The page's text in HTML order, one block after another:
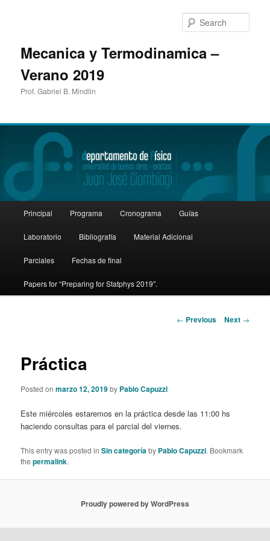
Mecanica y Termodinamica –
Verano 2019
Prof. Gabriel B. Mindlin
Skip
to
primary
content
Principal Programa Cronograma Guías
Laboratorio Bibliografía Material Adicional
Parciales Fechas de final
Papers for “Preparing for Statphys 2019″.
Post
← Previous Next →
Práctica
Posted onmarzo 12, 2019by Pablo Capuzzi
Este miércoles estaremos en la práctica desde las 11:00 hs
haciendo consultas para el parcial del viernes.
This entry was posted inSin categoríaby Pablo Capuzzi. Bookmark
thepermalink.
Proudly powered by WordPress